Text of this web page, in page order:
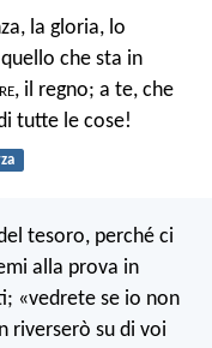
la gloria, lo
che sta in
, il regno; a te, che
tutte le cose!
tesoro, perché ci
alla prova in
«vedrete se io non
riverserò su di voi